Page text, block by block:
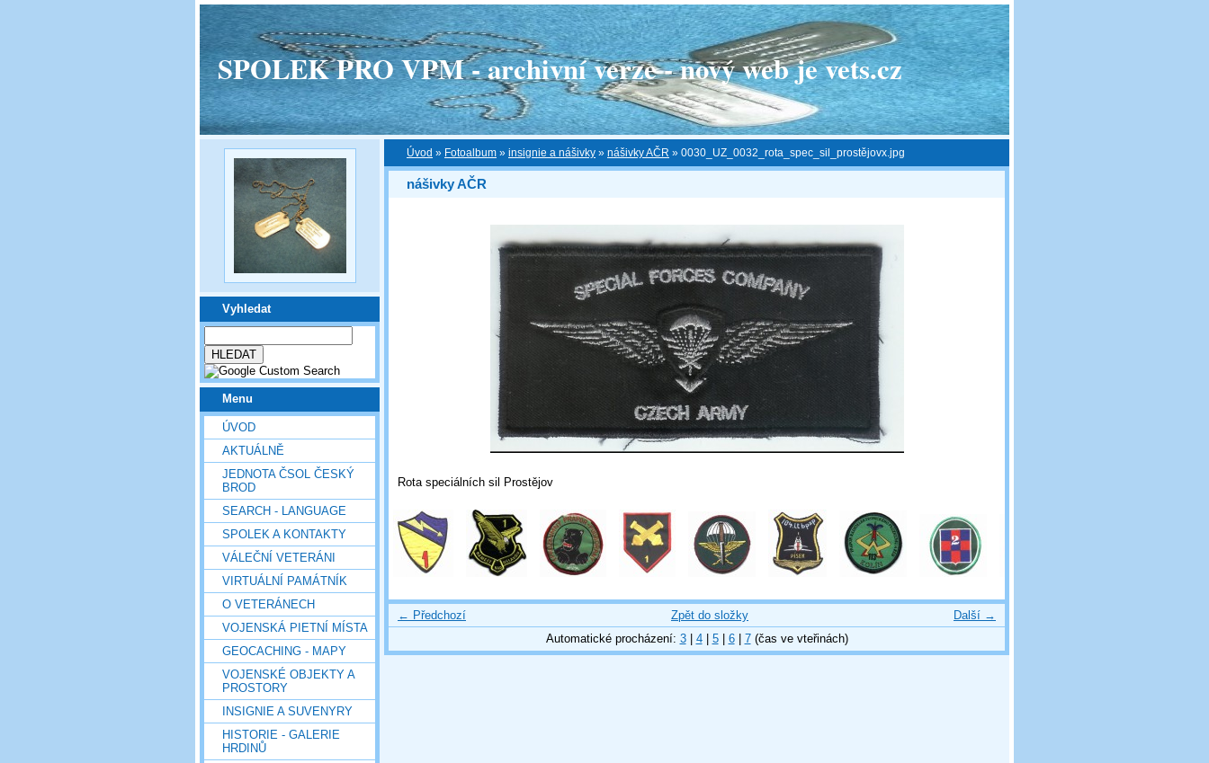
SPOLEK PRO VPM - archivní verze - nový web je vets.cz
Vyhledat
Menu
ÚVOD
AKTUÁLNĚ
JEDNOTA ČSOL ČESKÝ
BROD
SEARCH - LANGUAGE
SPOLEK A KONTAKTY
VÁLEČNÍ VETERÁNI
VIRTUÁLNÍ PAMÁTNÍK
O VETERÁNECH
VOJENSKÁ PIETNÍ MÍSTA
GEOCACHING - MAPY
VOJENSKÉ OBJEKTY A
PROSTORY
INSIGNIE A SUVENYRY
HISTORIE - GALERIE
HRDINŮ
Úvod » Fotoalbum » insignie a nášivky » nášivky AČR » 0030_UZ_0032_rota_spec_sil_prostějovx.jpg
nášivky AČR
Rota speciálních sil Prostějov
← Předchozí Další →
Zpět do složky
Automatické procházení: 3| 4| 5| 6| 7(čas ve vteřinách)